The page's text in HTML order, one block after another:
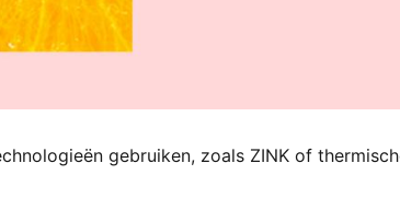
gebruiken, zoals ZINK of